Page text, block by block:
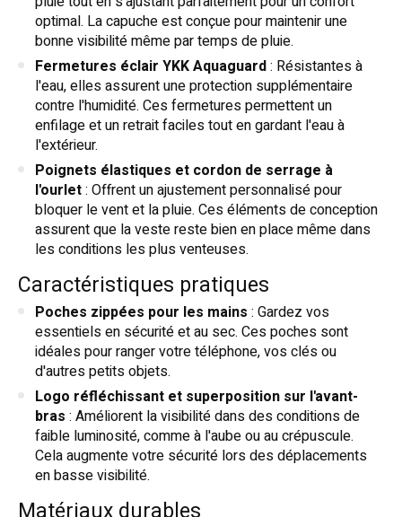
optimal. La capuche est conçue pour maintenir une
bonne visibilité même par temps de pluie.
Fermetures éclair YKK Aquaguard: Résistantes à
l'eau, elles assurent une protection supplémentaire
contre l'humidité. Ces fermetures permettent un
enfilage et un retrait faciles tout en gardant l'eau à
l'extérieur.
Poignets élastiques et cordon de serrage à
l'ourlet: Offrent un ajustement personnalisé pour
bloquer le vent et la pluie. Ces éléments de conception
assurent que la veste reste bien en place même dans
les conditions les plus venteuses.
Caractéristiques pratiques
Poches zippées pour les mains : Gardez vos
essentiels en sécurité et au sec. Ces poches sont
idéales pour ranger votre téléphone, vos clés ou
d'autres petits objets.
Logo réfléchissant et superposition sur l'avant-
bras : Améliorent la visibilité dans des conditions de
faible luminosité, comme à l'aube ou au crépuscule.
Cela augmente votre sécurité lors des déplacements
en basse visibilité.